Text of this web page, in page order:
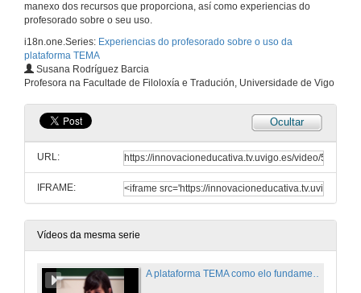
manexo dos recursos que proporciona, así como experiencias do
profesorado sobre o seu uso.
i18n.one.Series: Experiencias do profesorado sobre o uso da
plataforma TEMA
Susana Rodríguez Barcia
Profesora na Facultade de Filoloxía e Tradución, Universidade de Vigo
Ocultar
URL:
IFRAME:
Vídeos da mesma serie
A plataforma TEMA como elo fundamental na cadea profesor-alumno